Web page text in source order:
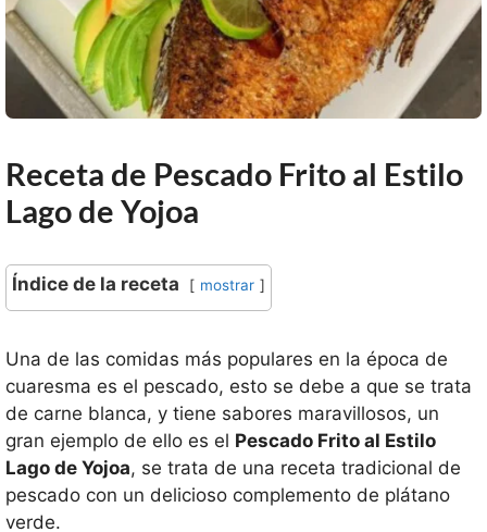
Receta de Pescado Frito al Estilo
Lago de Yojoa
Índice de la receta mostrar
Una de las comidas más populares en la época de
cuaresma es el pescado, esto se debe a que se trata
de carne blanca, y tiene sabores maravillosos, un
gran ejemplo de ello es el Pescado Frito al Estilo
Lago de Yojoa, se trata de una receta tradicional de
pescado con un delicioso complemento de plátano
verde.